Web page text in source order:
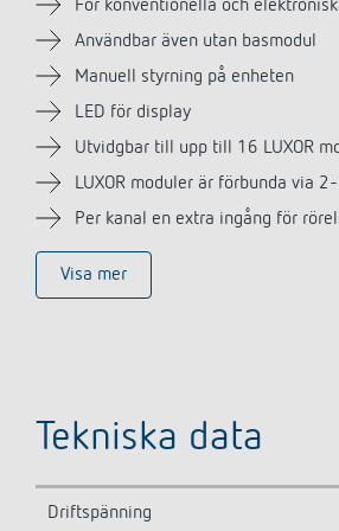
För konventionella och
Användbar även utan basmodul
Manuell styrning på enheten
LED för display
Utvidgbar till upp till 16 LUXOR
LUXOR moduler är förbunda via
Per kanal en extra ingång för
Visa mer
Tekniska data
Driftspänning